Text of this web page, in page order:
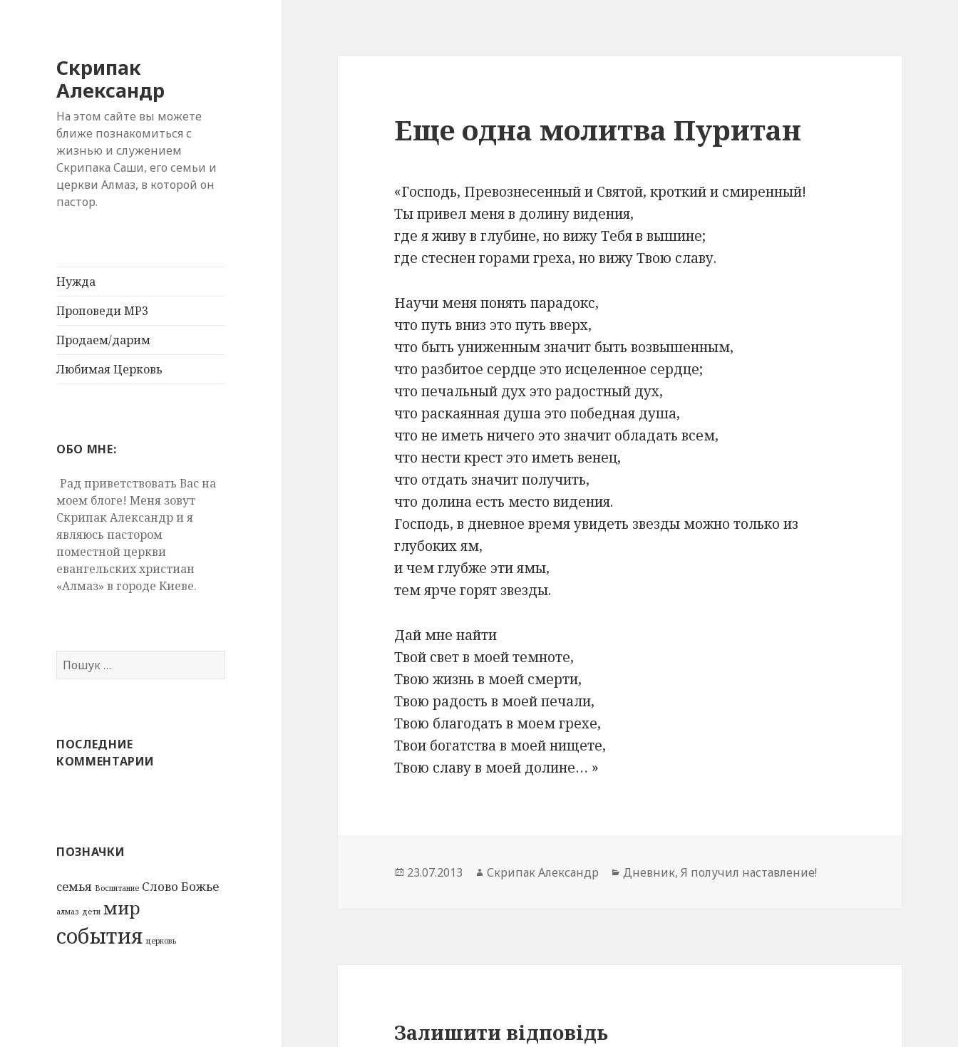
Скрипак
Александр
На этом сайте вы можете
ближе познакомиться с
жизнью и служением
Скрипака Саши, его семьи и
церкви Алмаз, в которой он
пастор.
Нужда
Проповеди MP3
Продаем/дарим
Любимая Церковь
ОБО МНЕ:
Рад приветствовать Вас на
моем блоге! Меня зовут
Скрипак Александр и я
являюсь пастором
поместной церкви
евангельских христиан
«Алмаз» в городе Киеве.
Пошук:
ПОСЛЕДНИЕ
КОММЕНТАРИИ
ПОЗНАЧКИ
cемья Воспитание Слово Божье
алмаз дети мир
события церковь
Еще одна молитва Пуритан
«Господь, Превознесенный и Святой, кроткий и смиренный!
Ты привел меня в долину видения,
где я живу в глубине, но вижу Тебя в вышине;
где стеснен горами греха, но вижу Твою славу.
Научи меня понять парадокс,
что путь вниз это путь вверх,
что быть униженным значит быть возвышенным,
что разбитое сердце это исцеленное сердце;
что печальный дух это радостный дух,
что раскаянная душа это победная душа,
что не иметь ничего это значит обладать всем,
что нести крест это иметь венец,
что отдать значит получить,
что долина есть место видения.
Господь, в дневное время увидеть звезды можно только из
глубоких ям,
и чем глубже эти ямы,
тем ярче горят звезды.
Дай мне найти
Твой свет в моей темноте,
Твою жизнь в моей смерти,
Твою радость в моей печали,
Твою благодать в моем грехе,
Твои богатства в моей нищете,
Твою славу в моей долине… »
Опубліковано
23.07.2013 Автор
Скрипак Александр Категорії
Дневник,Я получил наставление!
Залишити відповідь